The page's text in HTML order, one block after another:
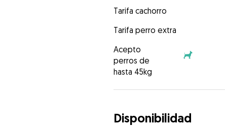
Tarifa cachorro
Tarifa perro extra
Acepto
perros de
hasta 45kg
Disponibilidad